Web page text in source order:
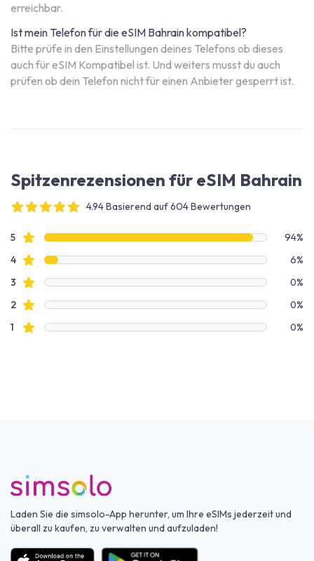
erreichbar.
Ist mein Telefon für die eSIM Bahrain kompatibel?
Bitte prüfe in den Einstellungen deines Telefons ob dieses
auch für eSIM Kompatibel ist. Und weiters musst du auch
prüfen ob dein Telefon nicht für einen Anbieter gesperrt ist.
Spitzenrezensionen für eSIM Bahrain
4.94 Basierend auf 604 Bewertungen
Bewertungsdaten
5Sterne Bewertungen
94%
4Sterne Bewertungen
6%
3 Sterne Bewertungen
0%
2Sterne Bewertungen
0%
1 Sterne Bewertungen 0%
Laden Sie die simsolo-App herunter, um Ihre eSIMs jederzeit und
überall zu kaufen, zu verwalten und aufzuladen!